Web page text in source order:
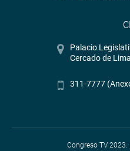
Palacio
Cercado de Lima
311-7777
Congreso TV 2023.